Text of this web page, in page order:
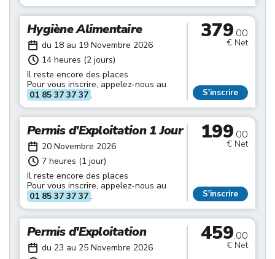
Hygiène Alimentaire
du 18 au 19 Novembre 2026
14 heures (2 jours)
Il reste encore des places
Pour vous inscrire, appelez-nous au
01 85 37 37 37 .
379.00
€ Net
S'inscrire
Permis d'Exploitation 1 Jour
20 Novembre 2026
7 heures (1 jour)
Il reste encore des places
Pour vous inscrire, appelez-nous au
01 85 37 37 37 .
199.00
€ Net
S'inscrire
Permis d'Exploitation
du 23 au 25 Novembre 2026
459.00
€ Net